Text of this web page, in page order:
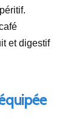
et digestif